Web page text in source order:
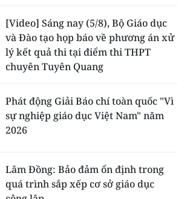
[Video] Sáng nay (5/8), Bộ Giáo dục
và Đào tạo họp báo về phương án xử
lý kết quả thi tại điểm thi THPT
chuyên Tuyên Quang
Phát động Giải Báo chí toàn quốc "Vì
sự nghiệp giáo dục Việt Nam" năm
2026
Lâm Đồng: Bảo đảm ổn định trong
quá trình sắp xếp cơ sở giáo dục